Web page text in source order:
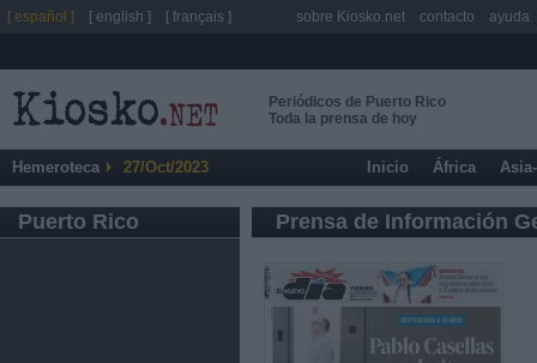
Periódicos de Puerto Rico
Toda la prensa de hoy
Hemeroteca 27/Oct/2023 Inicio África
Puerto Rico Prensa de Información
[ español ] [ english ] [ français ] sobre Kiosko.net contacto ayuda